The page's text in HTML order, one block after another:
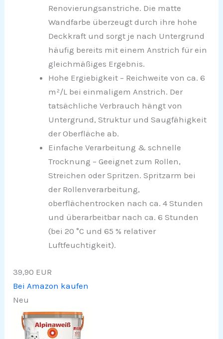
Renovierungsanstriche. Die matte
Wandfarbe überzeugt durch ihre hohe
Deckkraft und sorgt je nach Untergrund
häufig bereits mit einem Anstrich für ein
gleichmäßiges Ergebnis.
Hohe Ergiebigkeit – Reichweite von ca. 6
m²/L bei einmaligem Anstrich. Der
tatsächliche Verbrauch hängt von
Untergrund, Struktur und Saugfähigkeit
der Oberfläche ab.
Einfache Verarbeitung & schnelle
Trocknung – Geeignet zum Rollen,
Streichen oder Spritzen. Spritzarm bei
der Rollenverarbeitung,
oberflächentrocken nach ca. 4 Stunden
und überarbeitbar nach ca. 6 Stunden
(bei 20 °C und 65 % relativer
Luftfeuchtigkeit).
39,90 EUR
Bei Amazon kaufen
Neu